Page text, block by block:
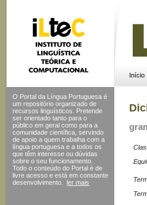
Início
O Portal da Língua Portuguesa é
um repositório organizado de
recursos linguísticos. Pretende
ser orientado tanto para o
público em geral como para a
comunidade científica, servindo
de apoio a quem trabalha com a
língua portuguesa e a todos os
que têm interesse ou dúvidas
sobre o seu funcionamento.
Todo o conteúdo do Portal é de
livre acesso e está em constante
desenvolvimento.
ler mais